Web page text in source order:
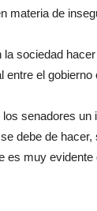
materia de
la sociedad
entre el
los senadores
debe de
es muy